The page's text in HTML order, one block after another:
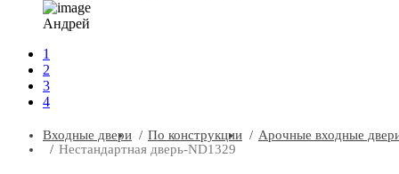
Андрей
1
2
3
4
Входные двери По конструкции
Арочные входные
Нестандартная дверь-ND1329